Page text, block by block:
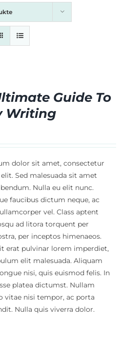
Guide To
Writing
dolor sit amet, consectetur
Sed malesuada sit amet
Nulla eu elit nunc.
faucibus dictum neque, ac
vel. Class aptent
ad litora torquent per
per inceptos himenaeos.
erat pulvinar lorem imperdiet,
elit malesuada. Aliquam
nisi, quis euismod felis. In
platea dictumst. Nullam
vitae nisi tempor, ac porta
Nulla quis viverra dolor.